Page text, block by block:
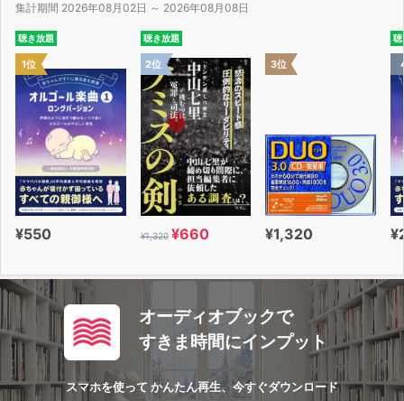
集計期間 2026年08月02日 ～ 2026年08月08日
聴き放題
1位
¥550
聴き放題
2位
¥1,320 ¥660
3位
¥1,320
聴
オーディオブックで
すきま時間にインプット
スマホを使って かんたん再生、今すぐダウンロード